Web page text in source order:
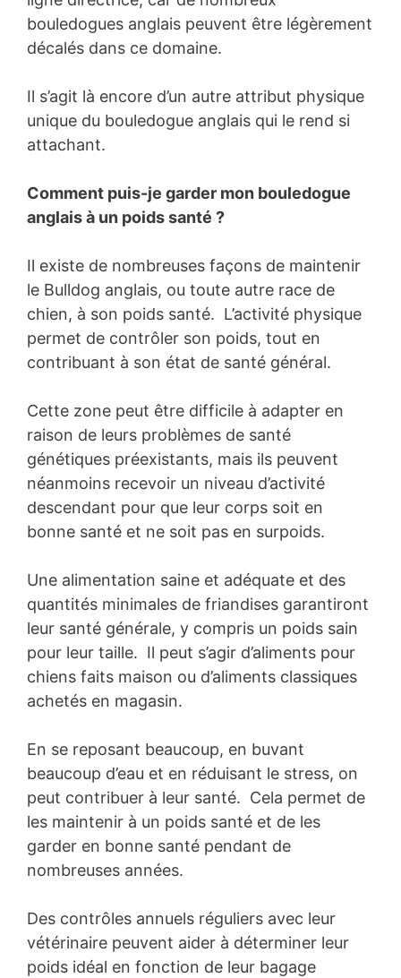
bouledogues anglais peuvent être légèrement
décalés dans ce domaine.
Il s’agit là encore d’un autre attribut physique
unique du bouledogue anglais qui le rend si
attachant.
Comment puis-je garder mon bouledogue
anglais à un poids santé ?
Il existe de nombreuses façons de maintenir
le Bulldog anglais, ou toute autre race de
chien, à son poids santé. L’activité physique
permet de contrôler son poids, tout en
contribuant à son état de santé général.
Cette zone peut être difficile à adapter en
raison de leurs problèmes de santé
génétiques préexistants, mais ils peuvent
néanmoins recevoir un niveau d’activité
descendant pour que leur corps soit en
bonne santé et ne soit pas en surpoids.
Une alimentation saine et adéquate et des
quantités minimales de friandises garantiront
leur santé générale, y compris un poids sain
pour leur taille. Il peut s’agir d’aliments pour
chiens faits maison ou d’aliments classiques
achetés en magasin.
En se reposant beaucoup, en buvant
beaucoup d’eau et en réduisant le stress, on
peut contribuer à leur santé. Cela permet de
les maintenir à un poids santé et de les
garder en bonne santé pendant de
nombreuses années.
Des contrôles annuels réguliers avec leur
vétérinaire peuvent aider à déterminer leur
poids idéal en fonction de leur bagage